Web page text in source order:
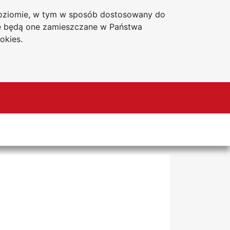
w tym w sposób dostosowany do
one zamieszczane w Państwa
Deklaracja dostępności